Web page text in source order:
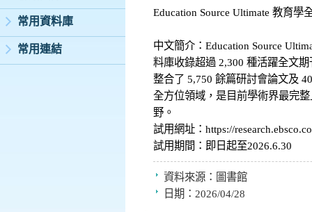
常用資料庫
常用連結
Education Source Ultimate 教育學
中文簡介：Education Source
料庫收錄超過 2,300 種活躍全文
整合了 5,750 餘篇研討會論文及
全方位領域，是目前學術界最完
野。
試用網址：https://
試用期間：即日起至2026.6.30
資料來源： 圖書館
日期： 2026/04/28